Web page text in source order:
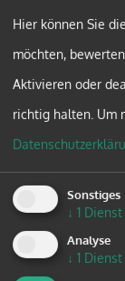
Hier können Sie
möchten,
Aktivieren oder
richtig halten. Um
Sonstiges
↓ 1 Dienst
Analyse
↓ 1 Dienst